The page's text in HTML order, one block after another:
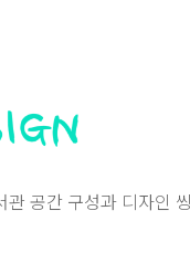
공간 구성과 디자인